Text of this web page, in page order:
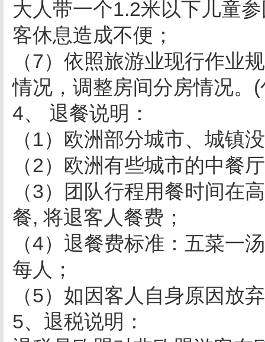
大人带一个1.2米以下儿童
客休息造成不便；
（7）依照旅游业现行作业
情况，调整房间分房情况。
4、 退餐说明：
（1）欧洲部分城市、城镇
（2）欧洲有些城市的中餐
（3）团队行程用餐时间在
餐, 将退客人餐费；
（4）退餐费标准：五菜一
每人；
（5）如因客人自身原因放
5、退税说明：